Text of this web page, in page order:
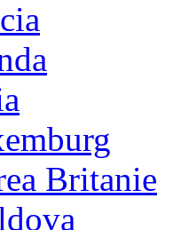
Britanie